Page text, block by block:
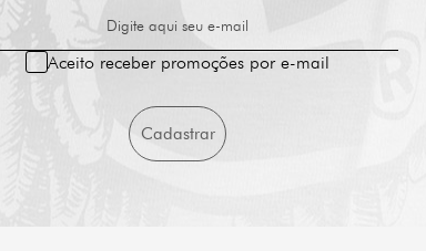
Digite aqui seu e-mail
Cadastrar
Aceito receber promoções por e-mail